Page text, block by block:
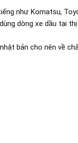
như Komatsu,
dòng xe dầu tại
bản cho nên về